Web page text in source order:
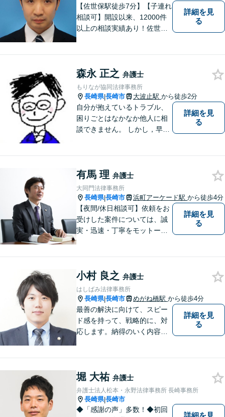
【佐世保駅徒歩7分】【子連れ
相談可】開設以来、12000件
以上の相談実績あり！佐世保
題・企業法務等、お困りごと
はなんでもご相談ください。
【他士業連携】
詳細を見
る
森永 正之 弁護士
もりなが協同法律事務所
長崎県|長崎市 大波止駅 から徒歩2分
自分が抱えているトラブル、
困りごとはなかなか他人に相
談できません。 しかし，早め
談してみませんか。
詳細を見
る
有馬 理 弁護士
大同門法律事務所
長崎県|長崎市 浜町アーケード駅 から徒歩4分
【夜間/休日相談可】依頼をお
受けした案件については、誠
実・迅速・丁寧をモットーに
談にお越しください。
詳細を見
る
小村 良之 弁護士
はしばみ法律事務所
長崎県|長崎市 めがね橋駅 から徒歩4分
最善の解決に向けて、スピー
ド感を持って、戦略的に、対
応します。納得のいく内容と
詳細を見
る
堀 大祐 弁護士
弁護士法人松本・永野法律事務所 長崎事務所
長崎県|長崎市
◆「感謝の声」多数！◆初回
詳細を見